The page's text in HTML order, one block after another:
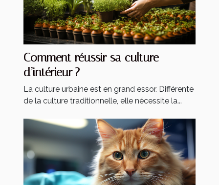
Comment réussir sa culture
d’intérieur ?
La culture urbaine est en grand essor. Différente
de la culture traditionnelle, elle nécessite la...